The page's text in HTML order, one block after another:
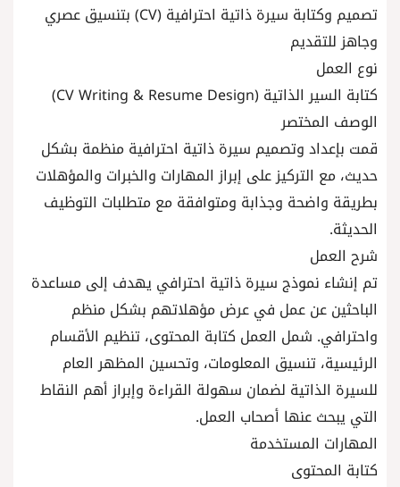
تصميم وكتابة سيرة ذاتية احترافية (CV) بتنسيق عصري
وجاهز للتقديم
نوع العمل
كتابة السير الذاتية (CV Writing & Resume Design)
الوصف المختصر
قمت بإعداد وتصميم سيرة ذاتية احترافية منظمة بشكل
حديث، مع التركيز على إبراز المهارات والخبرات والمؤهلات
بطريقة واضحة وجذابة ومتوافقة مع متطلبات التوظيف
الحديثة.
شرح العمل
تم إنشاء نموذج سيرة ذاتية احترافي يهدف إلى مساعدة
الباحثين عن عمل في عرض مؤهلاتهم بشكل منظم
واحترافي. شمل العمل كتابة المحتوى، تنظيم الأقسام
الرئيسية، تنسيق المعلومات، وتحسين المظهر العام
للسيرة الذاتية لضمان سهولة القراءة وإبراز أهم النقاط
التي يبحث عنها أصحاب العمل.
المهارات المستخدمة
كتابة المحتوى